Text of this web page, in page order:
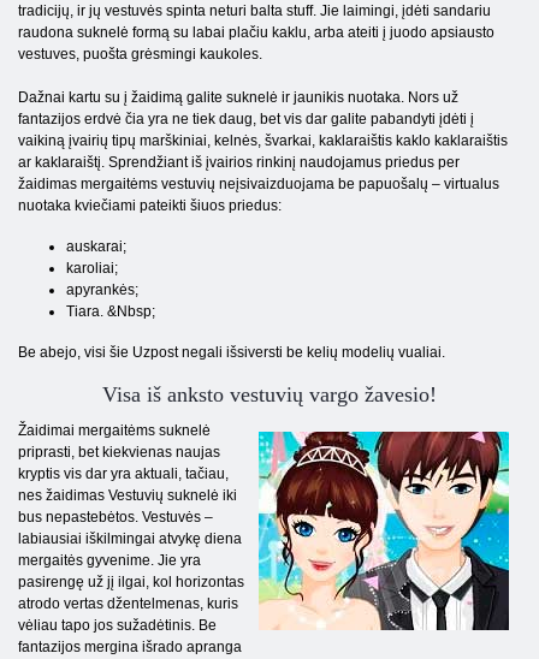
tradicijų, ir jų vestuvės spinta neturi balta stuff. Jie laimingi, įdėti sandariu
raudona suknelė formą su labai plačiu kaklu, arba ateiti į juodo apsiausto
vestuves, puošta grėsmingi kaukoles.
Dažnai kartu su į žaidimą galite suknelė ir jaunikis nuotaka. Nors už
fantazijos erdvė čia yra ne tiek daug, bet vis dar galite pabandyti įdėti į
vaikiną įvairių tipų marškiniai, kelnės, švarkai, kaklaraištis kaklo kaklaraištis
ar kaklaraištį. Sprendžiant iš įvairios rinkinį naudojamus priedus per
žaidimas mergaitėms vestuvių neįsivaizduojama be papuošalų – virtualus
nuotaka kviečiami pateikti šiuos priedus:
auskarai;
karoliai;
apyrankės;
Tiara. &Nbsp;
Be abejo, visi šie Uzpost negali išsiversti be kelių modelių vualiai.
Visa iš anksto vestuvių vargo žavesio!
Žaidimai mergaitėms suknelė
priprasti, bet kiekvienas naujas
kryptis vis dar yra aktuali, tačiau,
nes žaidimas Vestuvių suknelė iki
bus nepastebėtos. Vestuvės –
labiausiai iškilmingai atvykę diena
mergaitės gyvenime. Jie yra
pasirengę už jį ilgai, kol horizontas
atrodo vertas džentelmenas, kuris
vėliau tapo jos sužadėtinis. Be
fantazijos mergina išrado apranga